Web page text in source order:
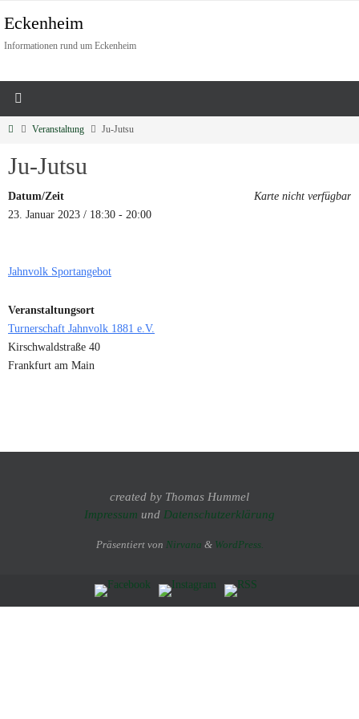
Eckenheim
Informationen rund um Eckenheim
Veranstaltung Ju-Jutsu
Ju-Jutsu
Karte nicht verfügbar
Datum/Zeit
23. Januar 2023 / 18:30 - 20:00
Jahnvolk Sportangebot
Veranstaltungsort
Turnerschaft Jahnvolk 1881 e.V.
Kirschwaldstraße 40
Frankfurt am Main
created by Thomas Hummel
Impressum und Datenschutzerklärung
Präsentiert von Nirvana & WordPress.